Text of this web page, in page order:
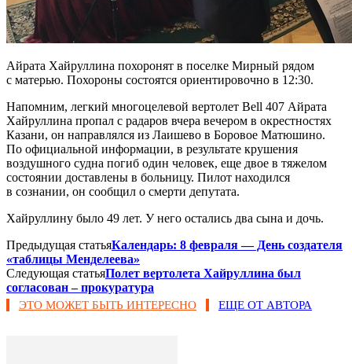
Айрата Хайруллина похоронят в поселке Мирный рядом
с матерью. Похороны состоятся ориентировочно в 12:30.
Напомним, легкий многоцелевой вертолет Bell 407 Айрата
Хайруллина пропал с радаров вчера вечером в окрестностях
Казани, он направлялся из Лаишево в Боровое Матюшино.
По официальной информации, в результате крушения
воздушного судна погиб один человек, еще двое в тяжелом
состоянии доставлены в больницу. Пилот находился
в сознании, он сообщил о смерти депутата.
Хайруллину было 49 лет. У него остались два сына и дочь.
Предыдущая статьяКалендарь: 8 февраля — День создателя
«таблицы Менделеева»
Следующая статьяПолет вертолета Хайруллина был
согласован – прокуратура
ЭТО МОЖЕТ БЫТЬ ИНТЕРЕСНО ЕЩЕ ОТ АВТОРА